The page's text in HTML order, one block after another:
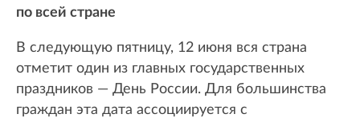
по всей стране
В следующую пятницу, 12 июня вся страна
отметит один из главных государственных
праздников — День России. Для большинства
граждан эта дата ассоциируется с